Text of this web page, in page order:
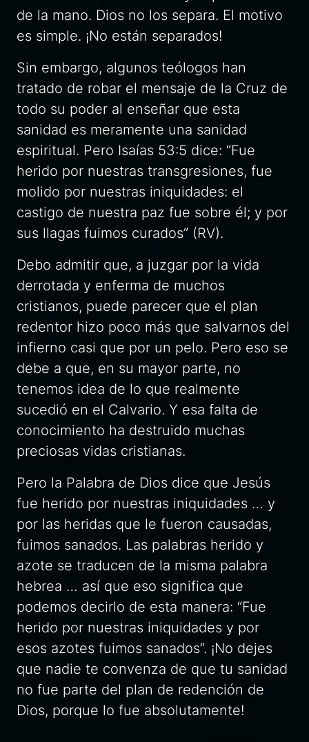
de la mano. Dios no los separa. El motivo
es simple. ¡No están separados!
Sin embargo, algunos teólogos han
tratado de robar el mensaje de la Cruz de
todo su poder al enseñar que esta
sanidad es meramente una sanidad
espiritual. Pero Isaías 53:5 dice: “Fue
herido por nuestras transgresiones, fue
molido por nuestras iniquidades: el
castigo de nuestra paz fue sobre él; y por
sus llagas fuimos curados” (RV).
Debo admitir que, a juzgar por la vida
derrotada y enferma de muchos
cristianos, puede parecer que el plan
redentor hizo poco más que salvarnos del
infierno casi que por un pelo. Pero eso se
debe a que, en su mayor parte, no
tenemos idea de lo que realmente
sucedió en el Calvario. Y esa falta de
conocimiento ha destruido muchas
preciosas vidas cristianas.
Pero la Palabra de Dios dice que Jesús
fue herido por nuestras iniquidades … y
por las heridas que le fueron causadas,
fuimos sanados. Las palabras herido y
azote se traducen de la misma palabra
hebrea … así que eso significa que
podemos decirlo de esta manera: “Fue
herido por nuestras iniquidades y por
esos azotes fuimos sanados”. ¡No dejes
que nadie te convenza de que tu sanidad
no fue parte del plan de redención de
Dios, porque lo fue absolutamente!